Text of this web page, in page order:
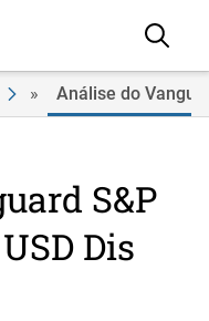
» Análise do
S&P
Dis